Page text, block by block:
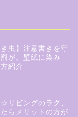
虫】注意書きを守
が。壁紙に染み
紹介
リビングのラグ、
らメリットの方が